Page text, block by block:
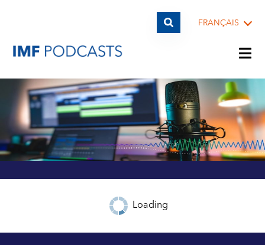
FRANÇAIS
LISTES DE LECTURE
THÈMES
ARCHIVES
Loading